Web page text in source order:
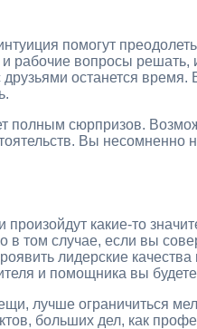
помогут
рабочие вопросы
останется
полным сюрпризов.
Вы несомненно
какие-то
в том случае, если вы
лидерские
и помощника вы
лучше ограничиться
больших дел, как